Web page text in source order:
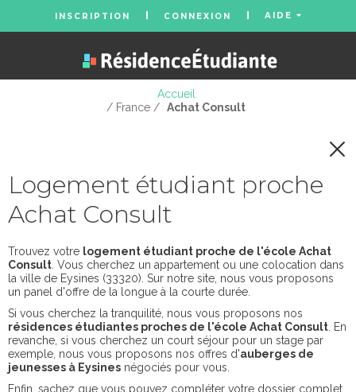
INSCRIPTION CONNEXION AIDE
Accueil
/ France / Achat Consult
Logement étudiant proche
Achat Consult
Trouvez votre logement étudiant proche de l'école Achat
Consult . Vous cherchez un appartement ou une colocation dans
la ville de Eysines (33320). Sur notre site, nous vous proposons
un panel d'offre de la longue à la courte durée.
Si vous cherchez la tranquilité, nous vous proposons nos
résidences étudiantes proches de l'école Achat Consult . En
revanche, si vous cherchez un court séjour pour un stage par
exemple, nous vous proposons nos offres d'auberges de
jeunesses à Eysines négociés pour vous.
Enfin, sachez que vous pouvez compléter votre dossier complet